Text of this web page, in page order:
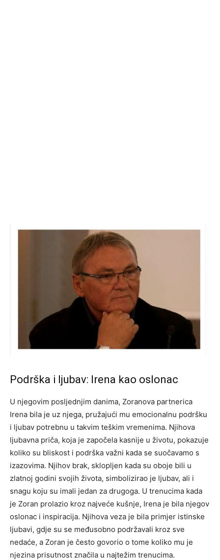
Podrška i ljubav: Irena kao oslonac
U njegovim posljednjim danima, Zoranova partnerica
Irena bila je uz njega, pružajući mu emocionalnu podršku
i ljubav potrebnu u takvim teškim vremenima. Njihova
ljubavna priča, koja je započela kasnije u životu, pokazuje
koliko su bliskost i podrška važni kada se suočavamo s
izazovima. Njihov brak, sklopljen kada su oboje bili u
zlatnoj godini svojih života, simbolizirao je ljubav, ali i
snagu koju su imali jedan za drugoga. U trenucima kada
je Zoran prolazio kroz najveće kušnje, Irena je bila njegov
oslonac i inspiracija. Njihova veza je bila primjer istinske
ljubavi, gdje su se međusobno podržavali kroz sve
nedaće, a Zoran je često govorio o tome koliko mu je
njezina prisutnost značila u najtežim trenucima.